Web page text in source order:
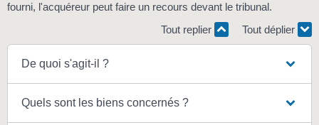
fourni, l'acquéreur peut faire un recours devant le tribunal.
Tout replier
Tout déplier
De quoi s'agit-il ?
Quels sont les biens concernés ?